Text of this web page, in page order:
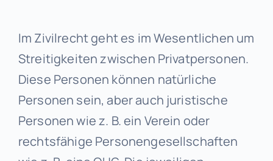
Im Zivilrecht geht es im Wesentlichen um
Streitigkeiten zwischen Privatpersonen.
Diese Personen können natürliche
Personen sein, aber auch juristische
Personen wie z. B. ein Verein oder
rechtsfähige Personengesellschaften